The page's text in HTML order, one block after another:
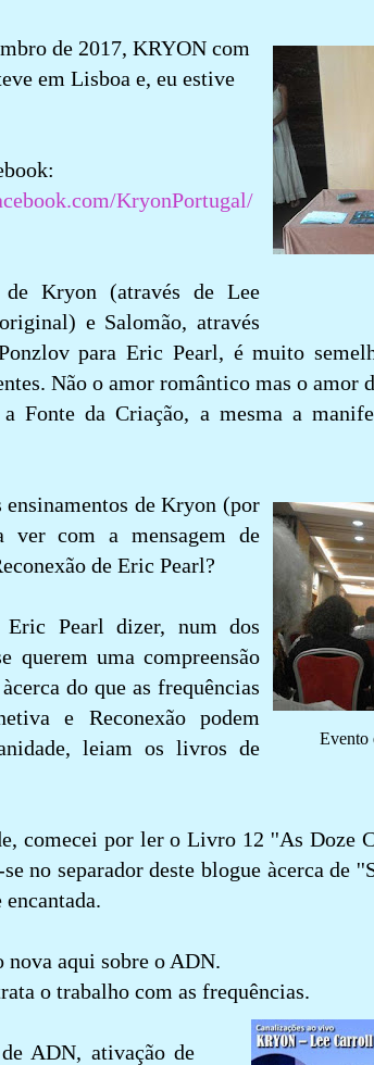
de 2017, KRYON com
em Lisboa e, eu estive
KryonPortugal/
de Kryon (através de Lee
e Salomão, através
para Eric Pearl, é muito
Não o amor romântico mas o amor
Fonte da Criação, a mesma a
Evento
ensinamentos de Kryon (por
ver com a mensagem de
de Eric Pearl?
Pearl dizer, num dos
querem uma compreensão
do que as frequências
e Reconexão podem
leiam os livros de
comecei por ler o Livro 12 ''As Doze
no separador deste blogue àcerca de
nova aqui sobre o ADN.
o trabalho com as frequências.
ADN, ativação de